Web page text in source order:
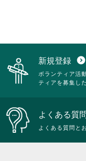
新規登録 expand_circle_down
ボランティア活
ティアを募集し
よくある質
よくある質問と